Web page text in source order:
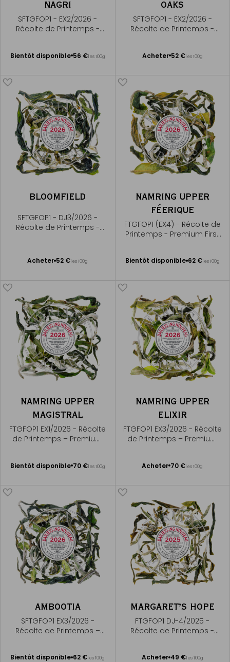
NAGRI
SFTGFOP1 - EX2/2026 -
Récolte de Printemps -
Bientôt disponible 56 €les 100g
OAKS
SFTGFOP1 - EX2/2026 -
Récolte de Printemps -
Acheter 52 €les 100g
Ajouter
BLOOMFIELD
SFTGFOP1 - DJ3/2026 -
Récolte de Printemps -
Acheter 52 €les 100g
Ajouter
NAMRING UPPER
FÉERIQUE
FTGFOP1 (EX4) - Récolte de
Printemps - Premium First
Bientôt disponible 62 €les 100g
NAMRING UPPER
MAGISTRAL
FTGFOP1 EX1/2026 - Récolte
de Printemps – Premium
Bientôt disponible 70 €les 100g
NAMRING UPPER
ELIXIR
FTGFOP1 EX3/2026 - Récolte
de Printemps – Premium
Acheter 70 €les 100g
Ajouter
AMBOOTIA
SFTGFOP1 EX3/2026 -
Récolte de Printemps –
Bientôt disponible 62 €les 100g
MARGARET’S HOPE
FTGFOP1 DJ-4/2025 -
Récolte de Printemps -
Acheter 49 €les 100g
Ajouter